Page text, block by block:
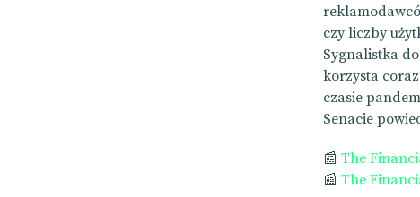
czy liczby
Sygnalistka
korzysta
czasie
Senacie
📰 The
📰 The